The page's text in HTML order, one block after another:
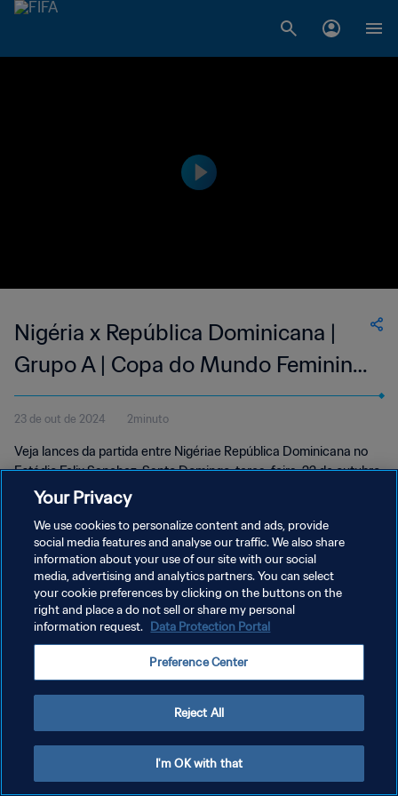
Nigéria x República Dominicana |
Grupo A | Copa do Mundo Feminina
Sub-17 da FIFA República
Dominicana 2024™ | Melhores
momentos
23 de out de 2024 2minuto
Veja lances da partida entre Nigériae República Dominicana no
Estádio Felix Sanchez, Santo Domingo, terça-feira, 22 de outubro
de 2024, às 19:00 (horário local).
POLÍTICA DE PRIVACIDADE
TERMOS DE SERVIÇO
ADMINISTRAR AS PREFERÊNCIAS DE COOKIES
Your Privacy
We use cookies to personalize content and ads, provide
social media features and analyse our traffic. We also share
information about your use of our site with our social
media, advertising and analytics partners. You can select
your cookie preferences by clicking on the buttons on the
right and place a do not sell or share my personal
information request. Data Protection Portal
Preference Center
Reject All
I'm OK with that